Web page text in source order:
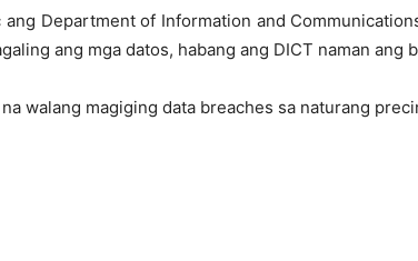
Department of Information and
ang mga datos, habang ang DICT naman ang
walang magiging data breaches sa naturang